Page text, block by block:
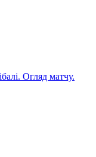
Огляд матчу.